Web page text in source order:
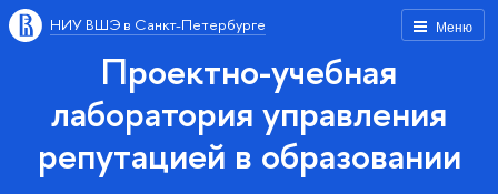
Меню
НИУ ВШЭ в Санкт-Петербурге
Проектно-учебная
лаборатория управления
репутацией в образовании